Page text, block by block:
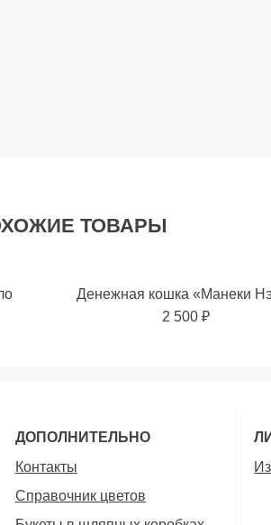
ТОВАРЫ
Денежная кошка «Манеки
2 500 ₽
ДОПОЛНИТЕЛЬНО
Контакты
Справочник цветов